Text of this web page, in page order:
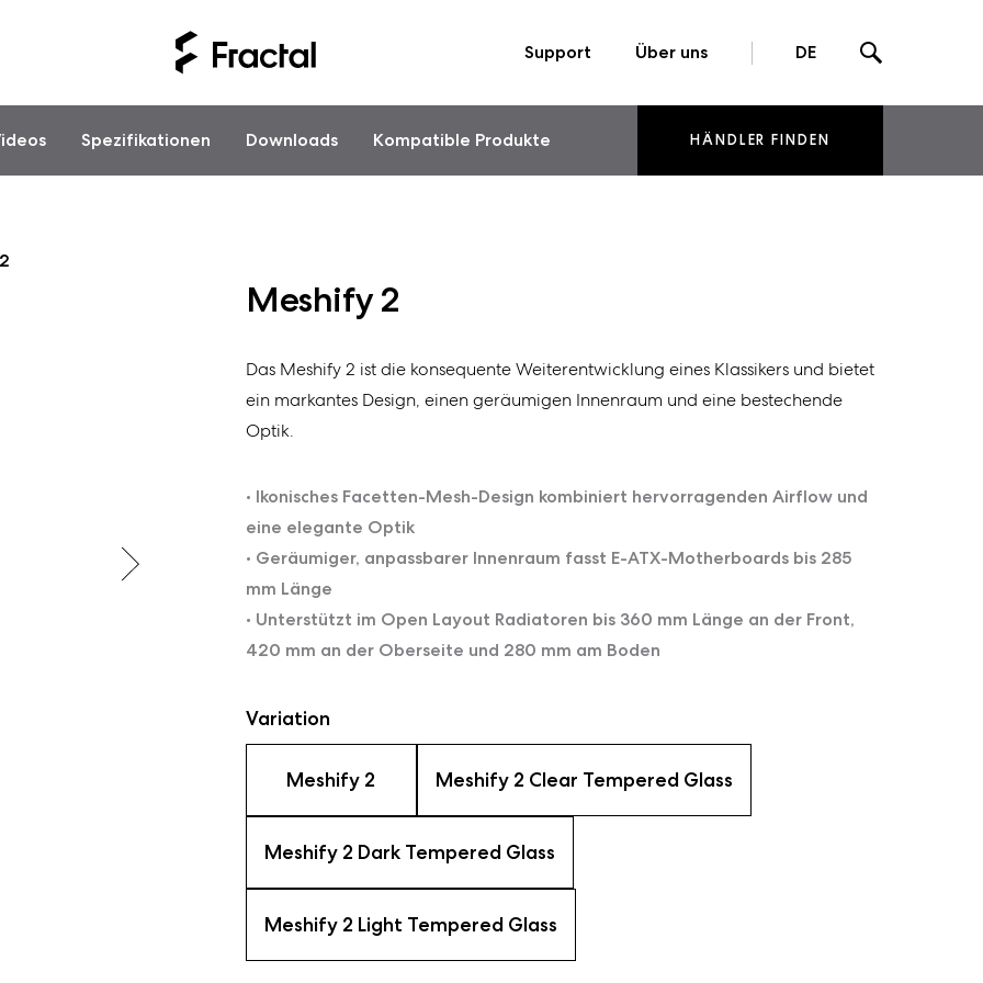
Support Über uns DE
Spezifikationen Downloads Kompatible Produkte HÄNDLER FINDEN
Meshify 2
Das Meshify 2 ist die konsequente Weiterentwicklung eines Klassikers und bietet
ein markantes Design, einen geräumigen Innenraum und eine bestechende
Optik.
• Ikonisches Facetten-Mesh-Design kombiniert hervorragenden Airflow und
eine elegante Optik
• Geräumiger, anpassbarer Innenraum fasst E-ATX-Motherboards bis 285
mm Länge
• Unterstützt im Open Layout Radiatoren bis 360 mm Länge an der Front,
420 mm an der Oberseite und 280 mm am Boden
Variation
Meshify 2 Meshify 2 Clear Tempered Glass
Meshify 2 Dark Tempered Glass
Meshify 2 Light Tempered Glass